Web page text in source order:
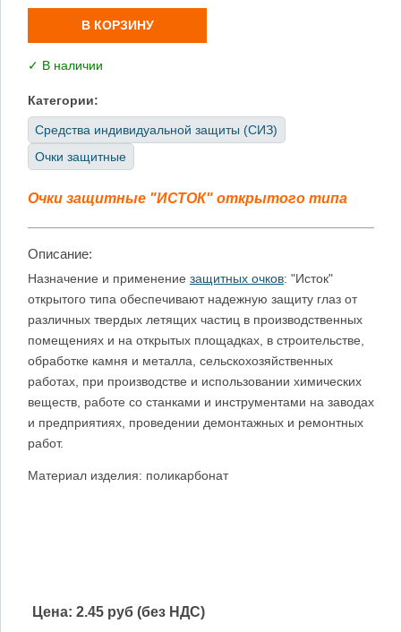
В КОРЗИНУ
✓ В наличии
Категории:
Средства индивидуальной защиты (СИЗ)
Очки защитные
Очки защитные "ИСТОК" открытого типа
Описание:
Назначение и применение защитных очков: "Исток"
открытого типа обеспечивают надежную защиту глаз от
различных твердых летящих частиц в производственных
помещениях и на открытых площадках, в строительстве,
обработке камня и металла, сельскохозяйственных
работах, при производстве и использовании химических
веществ, работе со станками и инструментами на заводах
и предприятиях, проведении демонтажных и ремонтных
работ.
Материал изделия: поликарбонат
Цена: 2.45 руб (без НДС)